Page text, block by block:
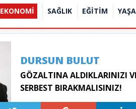
EKONOMİ SAĞLIK EĞİTİM
DURSUN BULUT
GÖZALTINA ALDIKLARINIZI
SERBEST BIRAKMALISINIZ!